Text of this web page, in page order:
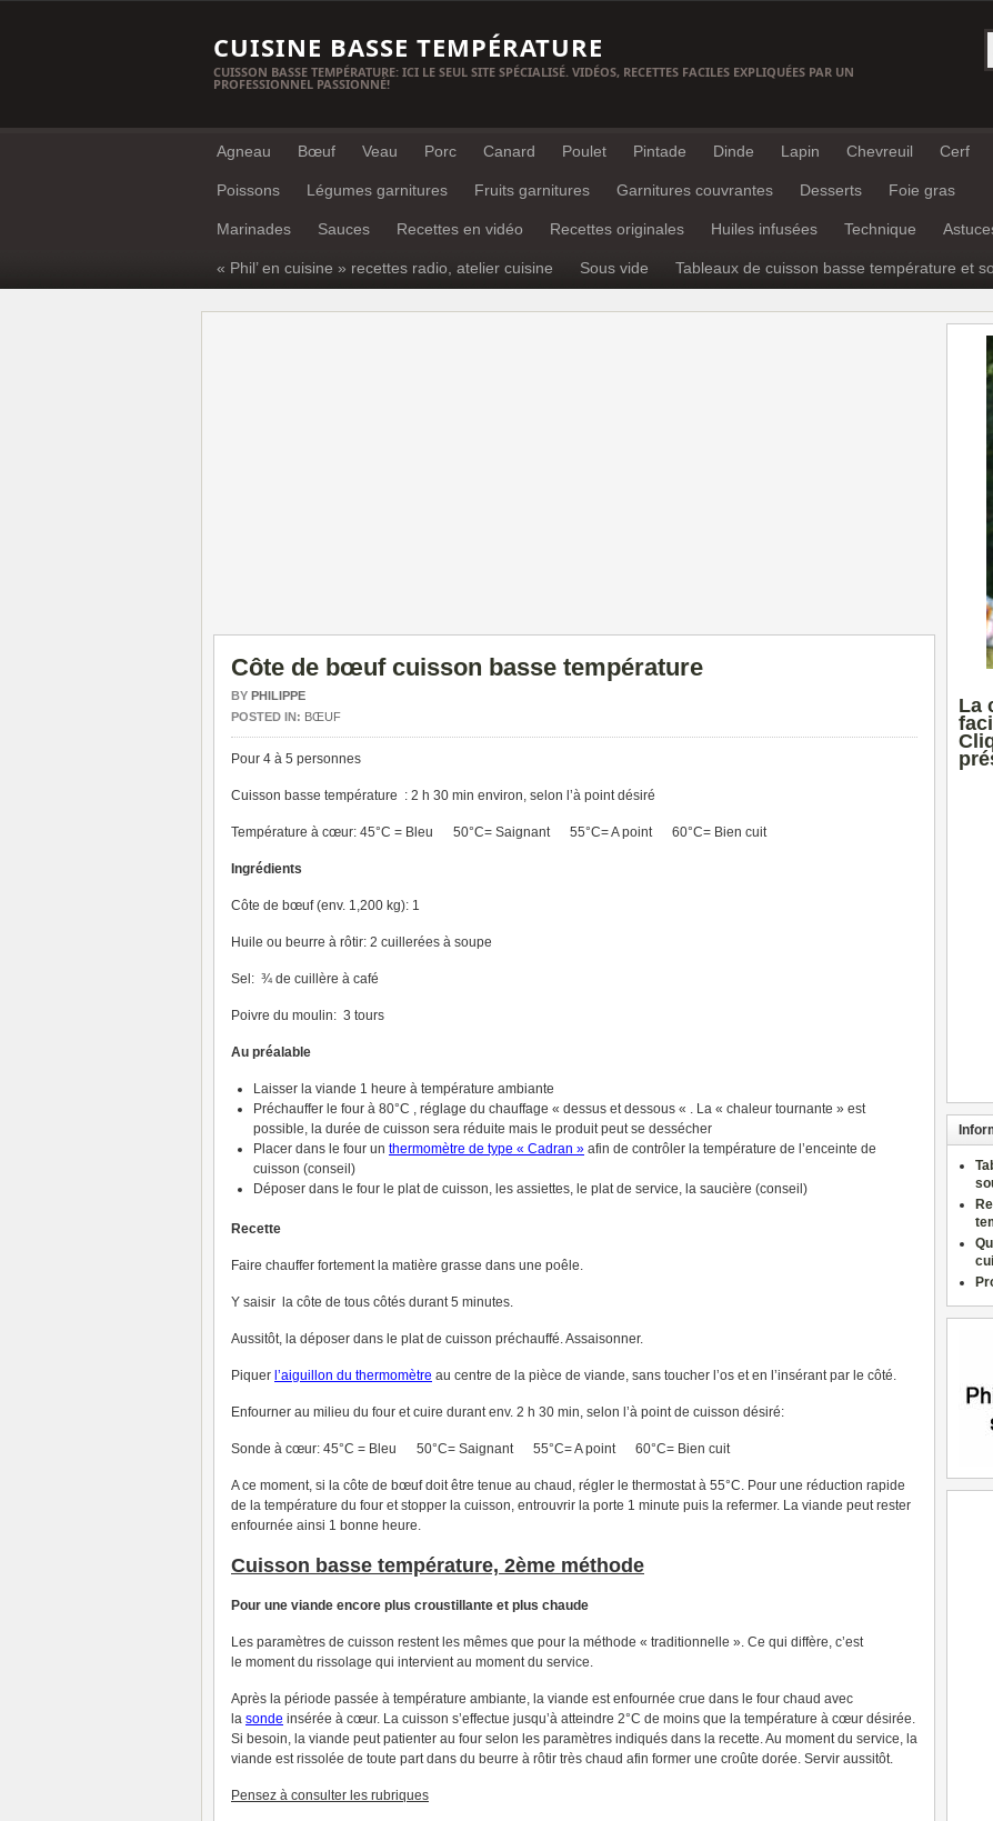
CUISINE BASSE TEMPÉRATURE
CUISSON BASSE TEMPÉRATURE: ICI LE SEUL SITE SPÉCIALISÉ. VIDÉOS, RECETTES FACILES EXPLIQUÉES PAR UN
PROFESSIONNEL PASSIONNÉ!
Agneau Bœuf Veau Porc Canard Poulet Pintade Dinde Lapin Chevreuil Cerf
Poissons Légumes garnitures Fruits garnitures Garnitures couvrantes Desserts Foie gras
Marinades Sauces Recettes en vidéo Recettes originales Huiles infusées Technique
« Phil’ en cuisine » recettes radio, atelier cuisine Sous vide Tableaux de cuisson basse température et
Côte de bœuf cuisson basse température
BY PHILIPPE
POSTED IN: BŒUF
Pour 4 à 5 personnes
Cuisson basse température : 2 h 30 min environ, selon l’à point désiré
Température à cœur: 45°C = Bleu 50°C= Saignant 55°C= A point 60°C= Bien cuit
Ingrédients
Côte de bœuf (env. 1,200 kg): 1
Huile ou beurre à rôtir: 2 cuillerées à soupe
Sel: ¾ de cuillère à café
Poivre du moulin: 3 tours
Au préalable
Laisser la viande 1 heure à température ambiante
Préchauffer le four à 80°C , réglage du chauffage « dessus et dessous « . La « chaleur tournante » est
possible, la durée de cuisson sera réduite mais le produit peut se dessécher
Placer dans le four un thermomètre de type « Cadran » afin de contrôler la température de l’enceinte de
cuisson (conseil)
Déposer dans le four le plat de cuisson, les assiettes, le plat de service, la saucière (conseil)
Recette
Faire chauffer fortement la matière grasse dans une poêle.
Y saisir la côte de tous côtés durant 5 minutes.
Aussitôt, la déposer dans le plat de cuisson préchauffé. Assaisonner.
Piquer l’aiguillon du thermomètre au centre de la pièce de viande, sans toucher l’os et en l’insérant par le côté.
Enfourner au milieu du four et cuire durant env. 2 h 30 min, selon l’à point de cuisson désiré:
Sonde à cœur: 45°C = Bleu 50°C= Saignant 55°C= A point 60°C= Bien cuit
A ce moment, si la côte de bœuf doit être tenue au chaud, régler le thermostat à 55°C. Pour une réduction rapide
de la température du four et stopper la cuisson, entrouvrir la porte 1 minute puis la refermer. La viande peut rester
enfournée ainsi 1 bonne heure.
Cuisson basse température, 2ème méthode
Pour une viande encore plus croustillante et plus chaude
Les paramètres de cuisson restent les mêmes que pour la méthode « traditionnelle ». Ce qui diffère, c’est
le moment du rissolage qui intervient au moment du service.
Après la période passée à température ambiante, la viande est enfournée crue dans le four chaud avec
la sonde insérée à cœur. La cuisson s’effectue jusqu’à atteindre 2°C de moins que la température à cœur désirée.
Si besoin, la viande peut patienter au four selon les paramètres indiqués dans la recette. Au moment du service, la
viande est rissolée de toute part dans du beurre à rôtir très chaud afin former une croûte dorée. Servir aussitôt.
Pensez à consulter les rubriques
La